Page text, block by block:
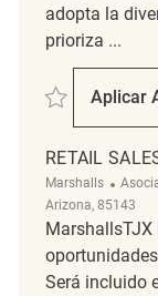
adopta la
prioriza ...
Salvar Retail
Aplicar
RETAIL
Marshalls
Arizona, 85143
MarshallsTJX
Será incluido